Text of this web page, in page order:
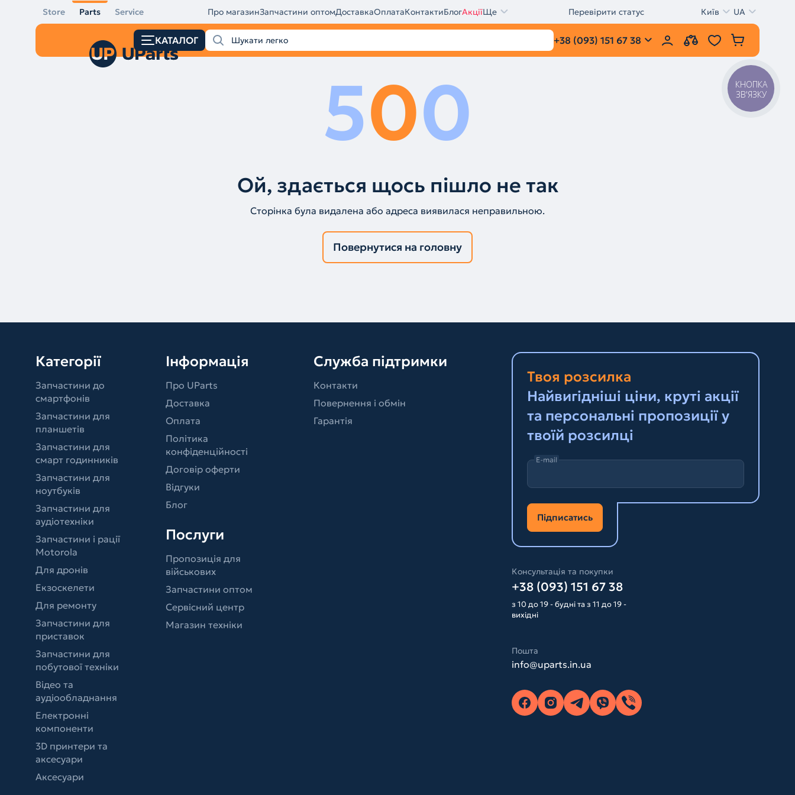
Store Parts Service Про магазинЗапчастини оптомДоставкаОплатаКонтактиБлогАкціїЩе Перевірити статус Київ UA
КАТАЛОГ +38 (093) 151 67 38
500
Ой, здається щось пішло не так
Сторінка була видалена або адреса виявилася неправильною.
Повернутися на головну
Категорії
Запчастини до
смартфонів
Запчастини для
планшетів
Запчастини для
смарт годинників
Запчастини для
ноутбуків
Запчастини для
аудіотехніки
Запчастини і рації
Motorola
Для дронів
Екзоскелети
Для ремонту
Запчастини для
приставок
Запчастини для
побутової техніки
Відео та
аудіообладнання
Електронні
компоненти
3D принтери та
аксесуари
Аксесуари
Інформація
Про UParts
Доставка
Оплата
Політика
конфіденційності
Договір оферти
Відгуки
Блог
Послуги
Пропозиція для
військових
Запчастини оптом
Сервісний центр
Магазин техніки
Служба підтримки
Контакти
Повернення і обмін
Гарантія
Твоя розсилка
Найвигідніші ціни, круті акції
та персональні пропозиції у
твоїй розсилці
E-mail
Підписатись
Консультація та покупки
+38 (093) 151 67 38
з 10 до 19 - будні та з 11 до 19 -
вихідні
Пошта
info@uparts.in.ua
КНОПКА
ЗВ'ЯЗКУ